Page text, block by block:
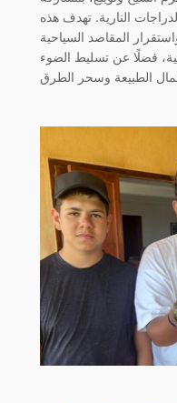
النارية. تهدف هذه
المقاصد السياحية
فضلًا عن تسليط الضوء